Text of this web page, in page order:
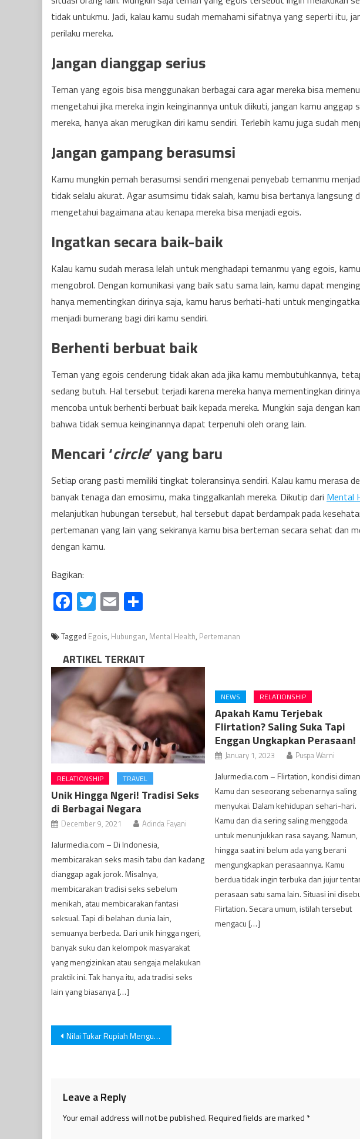
tidak untukmu. Jadi, kalau kamu sudah memahami sifatnya yang seperti itu,
perilaku mereka.
Jangan dianggap serius
Teman yang egois bisa menggunakan berbagai cara agar mereka bisa
mengetahui jika mereka ingin keinginannya untuk diikuti, jangan kamu anggap
mereka, hanya akan merugikan diri kamu sendiri. Terlebih kamu juga sudah
Jangan gampang berasumsi
Kamu mungkin pernah berasumsi sendiri mengenai penyebab temanmu
tidak selalu akurat. Agar asumsimu tidak salah, kamu bisa bertanya
mengetahui bagaimana atau kenapa mereka bisa menjadi egois.
Ingatkan secara baik-baik
Kalau kamu sudah merasa lelah untuk menghadapi temanmu yang egois,
mengobrol. Dengan komunikasi yang baik satu sama lain, kamu dapat
hanya mementingkan dirinya saja, kamu harus berhati-hati untuk
menjadi bumerang bagi diri kamu sendiri.
Berhenti berbuat baik
Teman yang egois cenderung tidak akan ada jika kamu membutuhkannya,
sedang butuh. Hal tersebut terjadi karena mereka hanya mementingkan
mencoba untuk berhenti berbuat baik kepada mereka. Mungkin saja dengan
bahwa tidak semua keinginannya dapat terpenuhi oleh orang lain.
Mencari ‘circle’ yang baru
Setiap orang pasti memiliki tingkat toleransinya sendiri. Kalau kamu merasa
banyak tenaga dan emosimu, maka tinggalkanlah mereka. Dikutip dari Mental
melanjutkan hubungan tersebut, hal tersebut dapat berdampak pada
pertemanan yang lain yang sekiranya kamu bisa berteman secara sehat dan
dengan kamu.
Bagikan:
Facebook
Twitter
Email
Tagged Egois, Hubungan, Mental Health, Pertemanan
ARTIKEL TERKAIT
RELATIONSHIP TRAVEL
Unik Hingga Ngeri! Tradisi Seks
di Berbagai Negara
December 9, 2021 Adinda Fayani
Jalurmedia.com – Di Indonesia,
membicarakan seks masih tabu dan kadang
dianggap agak jorok. Misalnya,
membicarakan tradisi seks sebelum
menikah, atau membicarakan fantasi
seksual. Tapi di belahan dunia lain,
semuanya berbeda. Dari unik hingga ngeri,
banyak suku dan kelompok masyarakat
yang mengizinkan atau sengaja melakukan
praktik ini. Tak hanya itu, ada tradisi seks
lain yang biasanya […]
NEWS RELATIONSHIP
Apakah Kamu Terjebak
Flirtation? Saling Suka Tapi
Enggan Ungkapkan Perasaan!
January 1, 2023 Puspa Warni
Jalurmedia.com – Flirtation, kondisi
Kamu dan seseorang sebenarnya saling
menyukai. Dalam kehidupan sehari-hari.
Kamu dan dia sering saling menggoda
untuk menunjukkan rasa sayang. Namun,
hingga saat ini belum ada yang berani
mengungkapkan perasaannya. Kamu
berdua tidak ingin terbuka dan jujur
perasaan satu sama lain. Situasi ini
Flirtation. Secara umum, istilah tersebut
mengacu […]
Post
Nilai Tukar Rupiah Menguat Terhadap Dolar AS
Leave a Reply
Your email address will not be published.Required fields are marked *